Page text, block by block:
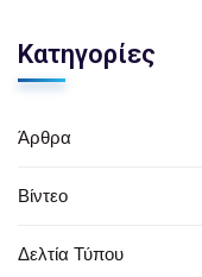
Κατηγορίες
Άρθρα
Βίντεο
Δελτία Τύπου